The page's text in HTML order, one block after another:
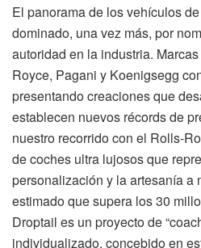
El panorama de los vehículos
dominado, una vez más, por
autoridad en la industria.
Royce, Pagani y Koenigsegg
presentando creaciones que
establecen nuevos récords de
nuestro recorrido con el Rolls-
de coches ultra lujosos que
personalización y la artesanía a
estimado que supera los 30
Droptail es un proyecto de
individualizado, concebido en